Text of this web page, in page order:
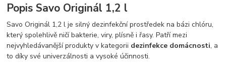
Popis Savo Originál 1,2 l
Savo Originál 1,2 l je silný dezinfekční prostředek na bázi chlóru,
který spolehlivě ničí bakterie, viry, plísně i řasy. Patří mezi
nejvyhledávanější produkty v kategorii dezinfekce domácnosti, a
to díky své univerzálnosti a vysoké účinnosti.